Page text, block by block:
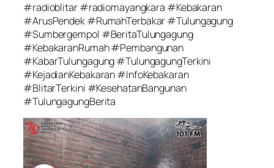
#radioblitar #radiomayangkara #Kebakaran
#ArusPendek #RumahTerbakar #Tulungagung
#Sumbergempol #BeritaTulungagung
#KebakaranRumah #Pembangunan
#KabarTulungagung #TulungagungTerkini
#KejadianKebakaran #InfoKebakaran
#BlitarTerkini #KesehatanBangunan
#TulungagungBerita